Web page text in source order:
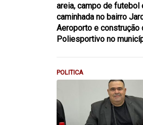
areia, campo de futebol
caminhada no bairro
Aeroporto e construção
Poliesportivo no
POLITICA